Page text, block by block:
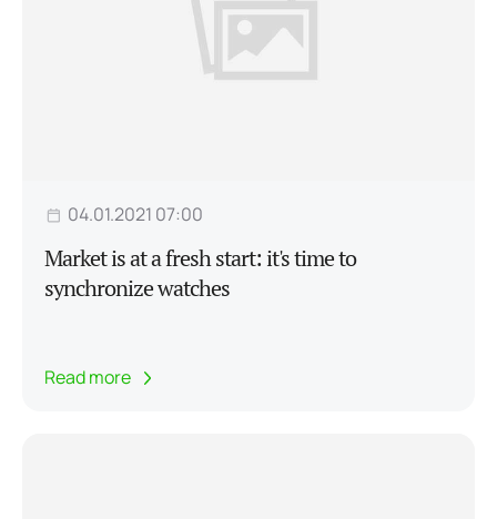
04.01.2021 07:00
Market is at a fresh start: it's time to
synchronize watches
Read more